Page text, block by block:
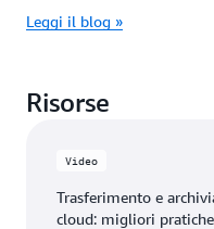
Leggi il blog »
Risorse
Video
Trasferimento e
cloud: migliori